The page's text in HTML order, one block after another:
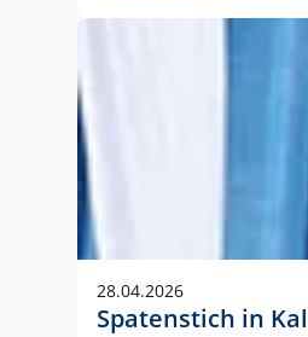
28.04.2026
Spatenstich in